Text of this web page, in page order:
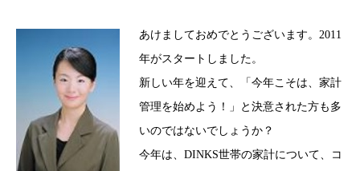
あけましておめでとうございます。2011
年がスタートしました。
新しい年を迎えて、「今年こそは、家計
管理を始めよう！」と決意された方も多
いのではないでしょうか？
今年は、DINKS世帯の家計について、コ